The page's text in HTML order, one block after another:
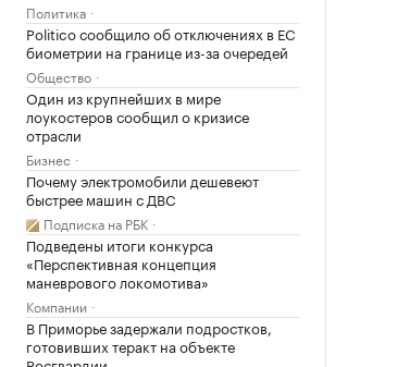
Политика
Politico сообщило об отключениях в ЕС
биометрии на границе из-за очередей
Общество
Один из крупнейших в мире
лоукостеров сообщил о кризисе
отрасли
Бизнес
Почему электромобили дешевеют
быстрее машин с ДВС
Подписка на РБК
Подведены итоги конкурса
«Перспективная концепция
маневрового локомотива»
Компании
В Приморье задержали подростков,
готовивших теракт на объекте